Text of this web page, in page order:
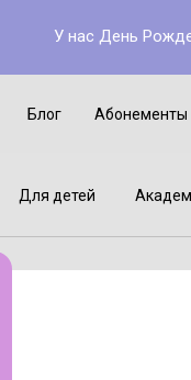
У нас День
Блог Абонементы
Для детей
Академия